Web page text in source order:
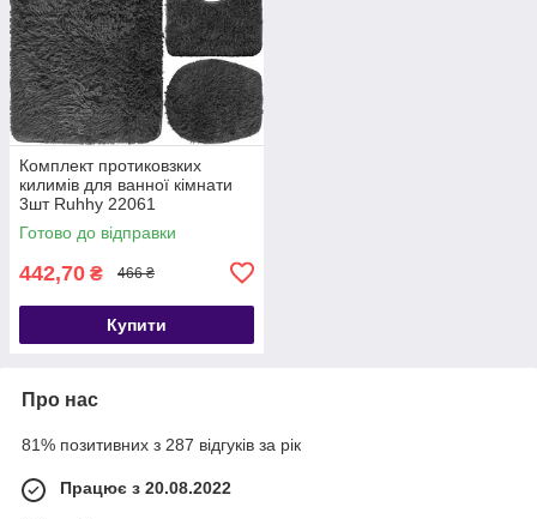
Комплект протиковзких
килимів для ванної кімнати
3шт Ruhhy 22061
Готово до відправки
442,70 ₴ 466 ₴
Купити
Про нас
81% позитивних з 287 відгуків за рік
Працює з 20.08.2022